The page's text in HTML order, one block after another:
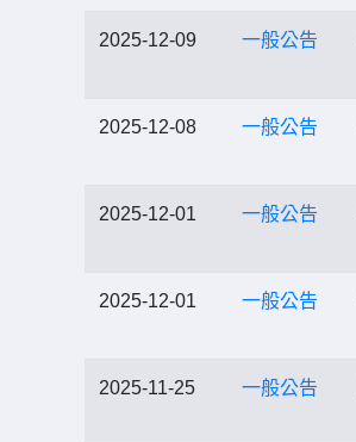
2025-12-09 一般公告
2025-12-08 一般公告
2025-12-01 一般公告
2025-12-01 一般公告
2025-11-25 一般公告